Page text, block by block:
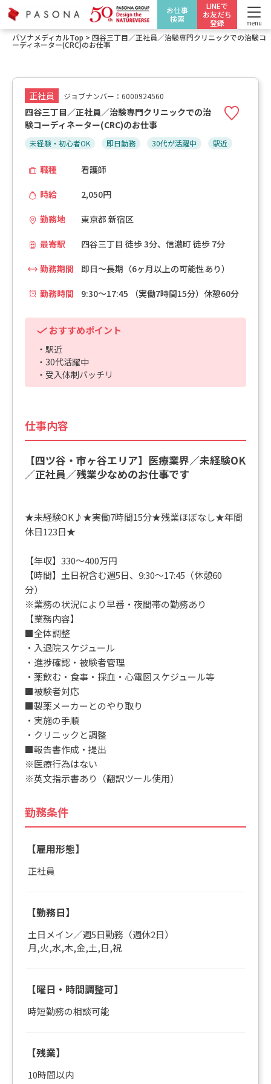
お仕事
検索
LINEで
お友だち
登録
menu
パソナメディカルTop > 四谷三丁目／正社員／治験専門クリニックでの治験コ
ーディネーター(CRC)のお仕事
正社員 ジョブナンバー：6000924560
四谷三丁目／正社員／治験専門クリニックでの治
験コーディネーター(CRC)のお仕事
未経験・初心者OK 即日勤務 30代が活躍中 駅近
職種 看護師
時給 2,050円
勤務地 東京都 新宿区
最寄駅 四谷三丁目 徒歩 3分、信濃町 徒歩 7分
勤務期間 即日～長期（6ヶ月以上の可能性あり）
勤務時間 9:30～17:45 （実働7時間15分）休憩60分
おすすめポイント
・駅近
・30代活躍中
・受入体制バッチリ
仕事内容
【四ツ谷・市ヶ谷エリア】医療業界／未経験OK
／正社員／残業少なめのお仕事です
★未経験OK♪★実働7時間15分★残業ほぼなし★年間
休日123日★
【年収】330～400万円
【時間】土日祝含む週5日、9:30～17:45（休憩60
分）
※業務の状況により早番・夜間帯の勤務あり
【業務内容】
■全体調整
・入退院スケジュール
・進捗確認・被験者管理
・薬飲む・食事・採血・心電図スケジュール等
■被験者対応
■製薬メーカーとのやり取り
・実施の手順
・クリニックと調整
■報告書作成・提出
※医療行為はない
※英文指示書あり（翻訳ツール使用）
勤務条件
【雇用形態】
正社員
【勤務日】
土日メイン／週5日勤務（週休2日）
月,火,水,木,金,土,日,祝
【曜日・時間調整可】
時短勤務の相談可能
【残業】
10時間以内